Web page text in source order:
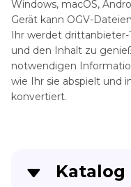
Windows, macOS,
Gerät kann OGV-
Ihr werdet
und den Inhalt zu
notwendigen
wie Ihr sie abspielt und
konvertiert.
Katalog